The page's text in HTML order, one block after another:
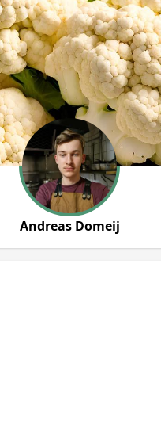
Andreas Domeij